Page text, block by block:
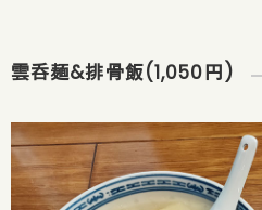
雲呑麺&排骨飯(1,050円)